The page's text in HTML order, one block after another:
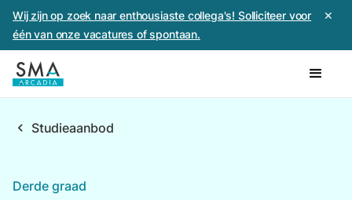
Wij zijn op zoek naar enthousiaste collega's! Solliciteer voor
één van onze vacatures of spontaan.
✕
chevron_left Studieaanbod
Derde graad